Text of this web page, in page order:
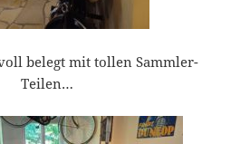
belegt mit tollen Sammler-
Teilen…